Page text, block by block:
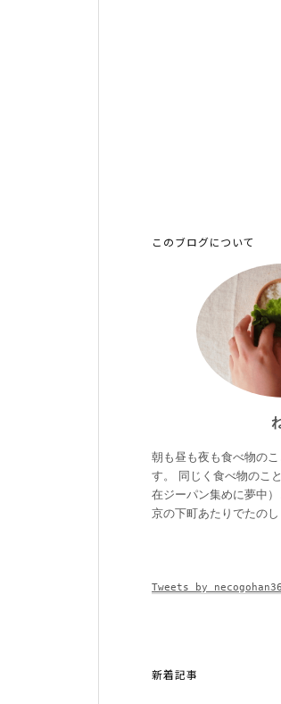
このブログについて
朝も昼も夜も食べ物の
す。 同じく食べ物のこ
在ジーパン集めに夢中
京の下町あたりでたのし
Tweets by
新着記事